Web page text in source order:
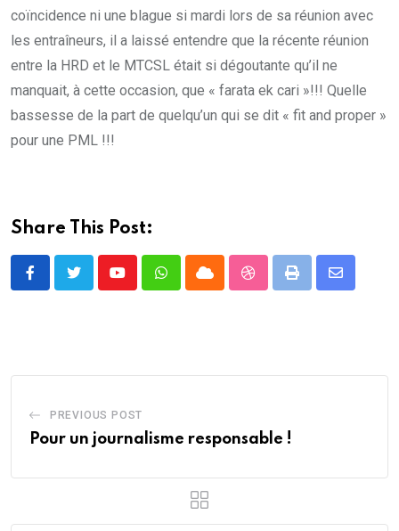
coïncidence ni une blague si mardi lors de sa réunion avec
les entraîneurs, il a laissé entendre que la récente réunion
entre la HRD et le MTCSL était si dégoutante qu’il ne
manquait, à cette occasion, que « farata ek cari »!!! Quelle
bassesse de la part de quelqu’un qui se dit « fit and proper »
pour une PML !!!
Share This Post:
YoutubeWhatsappCloud StumbleUpon
Print
Share
PREVIOUS POST
Pour un journalisme responsable !